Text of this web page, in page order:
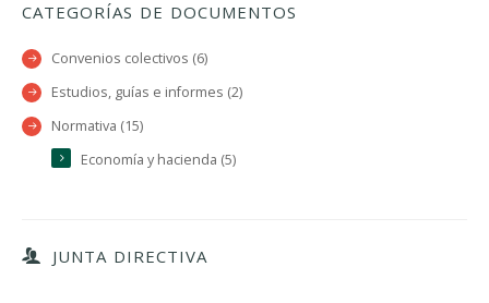
CATEGORÍAS DE DOCUMENTOS
Convenios colectivos (6)
Estudios, guías e informes (2)
Normativa (15)
Economía y hacienda (5)
JUNTA DIRECTIVA